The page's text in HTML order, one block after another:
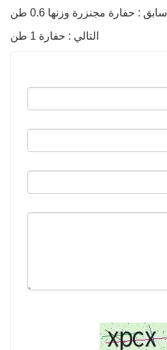
سابق : حفارة مجنزرة وزنها 0.6 طن
التالي : حفارة 1 طن